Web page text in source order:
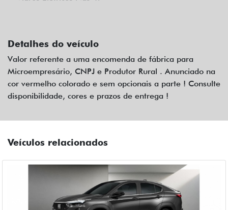
Microempresário, CNPJ e Produtor Rural . Anunciado na
cor vermelho colorado e sem opcionais a parte ! Consulte
disponibilidade, cores e prazos de entrega !